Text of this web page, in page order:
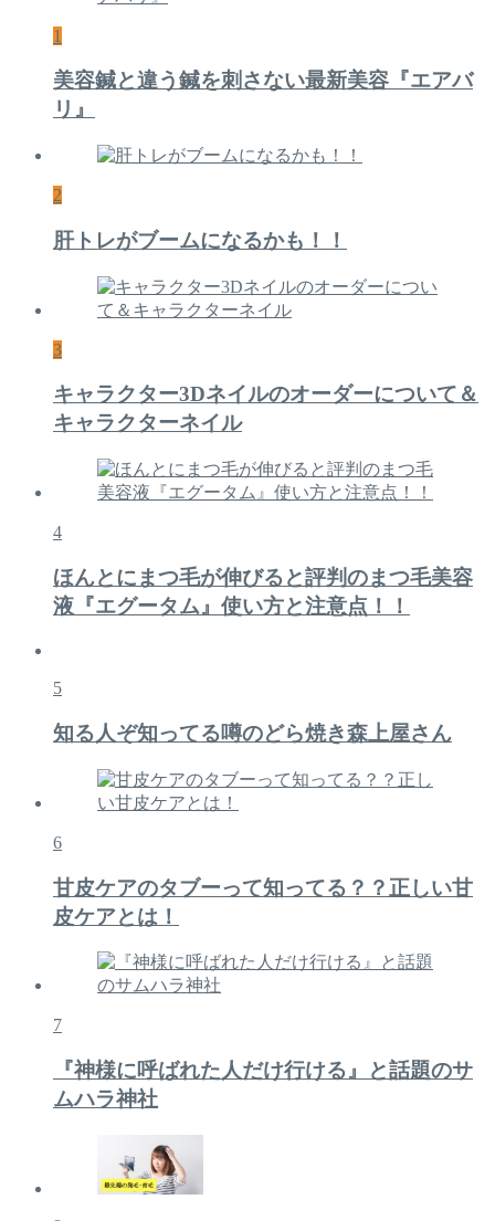
1
美容鍼と違う鍼を刺さない最新美容『エアバ
リ』
2
肝トレがブームになるかも！！
3
キャラクター3Dネイルのオーダーについて＆
キャラクターネイル
4
ほんとにまつ毛が伸びると評判のまつ毛美容
液『エグータム』使い方と注意点！！
5
知る人ぞ知ってる噂のどら焼き森上屋さん
6
甘皮ケアのタブーって知ってる？？正しい甘
皮ケアとは！
7
『神様に呼ばれた人だけ行ける』と話題のサ
ムハラ神社